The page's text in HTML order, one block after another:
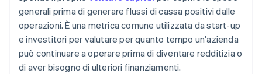
generali prima di generare flussi di cassa positivi dalle
operazioni. È una metrica comune utilizzata da start-up
e investitori per valutare per quanto tempo un'azienda
può continuare a operare prima di diventare redditizia o
di aver bisogno di ulteriori finanziamenti.